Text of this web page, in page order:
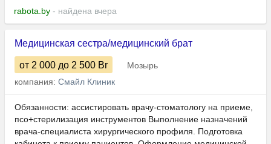
rabota.by - найдена вчера
Медицинская сестра/медицинский брат
от 2 000 до 2 500 Br
Мозырь
компания: Смайл Клиник
Обязанности: ассистировать врачу-стоматологу на приеме,
псо+стерилизация инструментов Выполнение назначений
врача-специалиста хирургического профиля. Подготовка